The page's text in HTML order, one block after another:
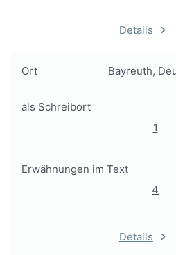
Details
Ort Bayreuth,
als Schreibort
1
Erwähnungen im Text
4
Details